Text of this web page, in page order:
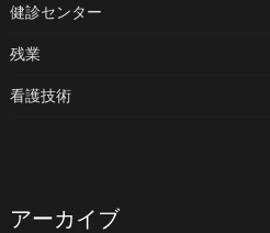
健診センター
残業
看護技術
アーカイブ